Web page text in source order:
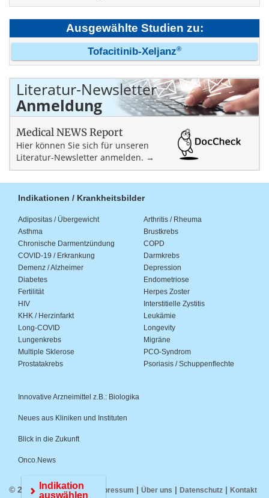
Ausgewählte Studien zu:
Tofacitinib-Xeljanz®
Literatur-Newsletter
Anmeldung
Medical NEWS Report
Hier können Sie sich für unseren
Literatur-Newsletter anmelden. →
Indikationen / Krankheitsbilder
Adipositas / Übergewicht
Arthritis / Rheuma
Asthma
Brustkrebs
Chronische Darmentzündung
COPD
COVID-19 / Erkrankung
Darmkrebs
Demenz / Alzheimer
Depression
Diabetes
Endometriose
Fertilität
Herpes Zoster
HIV
Interstitielle Zystitis
KHK / Herzinfarkt
Leukämie
Long-COVID
Longevity
Lungenkrebs
Migräne
Multiple Sklerose
PCO-Syndrom
Prostatakrebs
Psoriasis / Schuppenflechte
Innovative Arzneimittel z.B.: Biologika
Neues aus Kliniken und Instituten
Blick in die Zukunft
Onco.News
© 2026 Medwiss.de | Impressum | Über uns | Datenschutz | Kontakt
Indikation
auswählen